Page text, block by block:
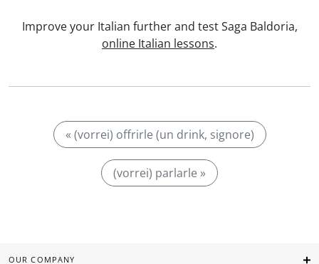
Improve your Italian further and test Saga Baldoria,
online Italian lessons.
« (vorrei) offrirle (un drink, signore)
(vorrei) parlarle »
OUR COMPANY